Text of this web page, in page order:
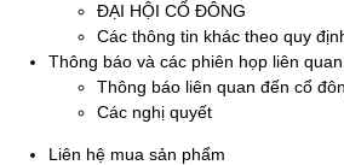
ĐẠI HỘI CỔ ĐÔNG
Các thông tin khác theo quy
Thông báo và các phiên họp liên
Thông báo liên quan đến cổ
Các nghị quyết
Liên hệ mua sản phẩm